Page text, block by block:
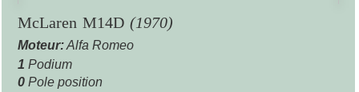
McLaren M14D (1970)
Moteur:Alfa Romeo
1 Podium
0 Pole position